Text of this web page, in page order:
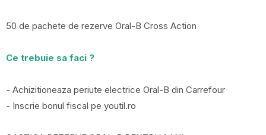
50 de pachete de rezerve Oral-B Cross Action
Ce trebuie sa faci ?
- Achizitioneaza periute electrice Oral-B din Carrefour
- Inscrie bonul fiscal pe youtil.ro